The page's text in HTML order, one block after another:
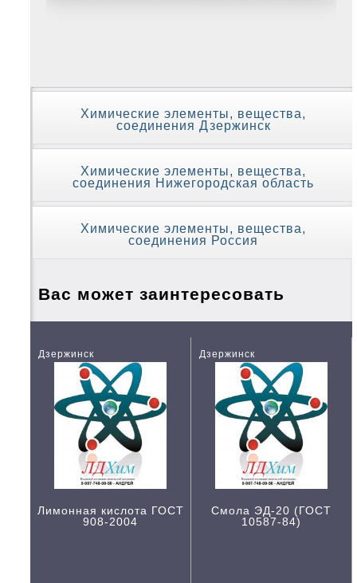
Химические элементы, вещества,
соединения Дзержинск
Химические элементы, вещества,
соединения Нижегородская область
Химические элементы, вещества,
соединения Россия
Вас может заинтересовать
Дзержинск
Лимонная кислота ГОСТ
908-2004
Дзержинск
Смола ЭД-20 (ГОСТ
10587-84)